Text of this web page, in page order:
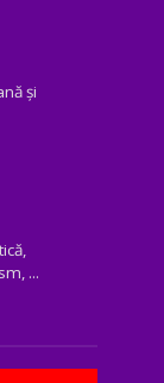
și
...